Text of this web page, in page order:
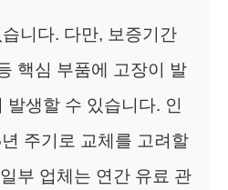
니다. 다만, 보증기간
핵심 부품에 고장이 발
발생할 수 있습니다. 인
주기로 교체를 고려할
부 업체는 연간 유료 관